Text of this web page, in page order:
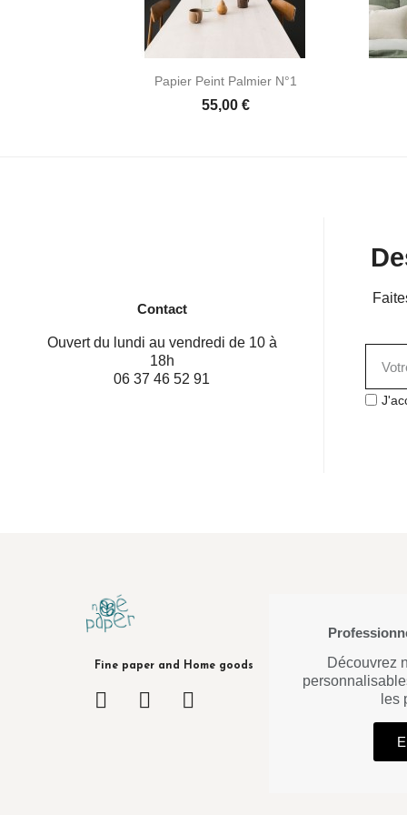
Aperçu rapide
Papier Peint Palmier N°1
55,00 €
Contact
Ouvert du lundi au vendredi de 10 à
18h
06 37 46 52 91
Fine paper and Home goods
Découvrez
les